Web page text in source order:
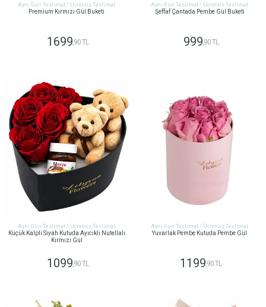
Aynı Gün Teslimat / Ücretsiz Teslimat
Premium Kırmızı Gül Buketi
1699,90 TL
Aynı Gün Teslimat / Ücretsiz Teslimat
Şeffaf Çantada Pembe Gül Buketi
999,90 TL
Aynı Gün Teslimat / Ücretsiz Teslimat
Küçük Kalpli Siyah Kutuda Ayıcıklı Nutellalı
Kırmızı Gül
1099 ,90 TL
Aynı Gün Teslimat / Ücretsiz Teslimat
Yuvarlak Pembe Kutuda Pembe Gül
1199 ,90 TL